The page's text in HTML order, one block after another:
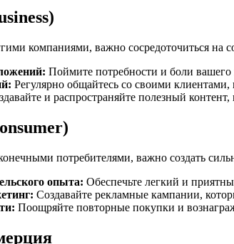
компаниями, важно сосредоточиться на
Поймите потребности и боли
Регулярно общайтесь со своими
и распространяйте полезный
потребителями, важно создать
опыта: Обеспечьте легкий и
Создавайте рекламные кампании,
Поощряйте повторные покупки и